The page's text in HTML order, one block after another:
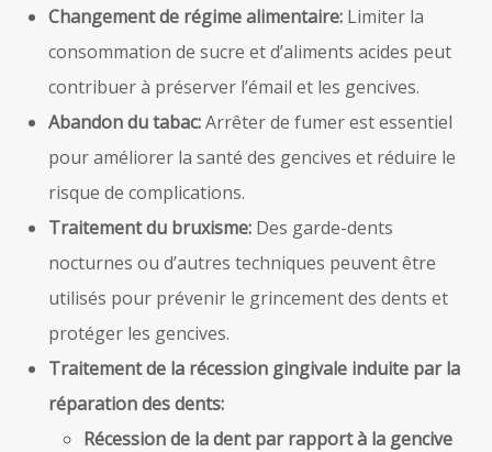
Changement de régime alimentaire: Limiter la
consommation de sucre et d’aliments acides peut
contribuer à préserver l’émail et les gencives.
Abandon du tabac:Arrêter de fumer est essentiel
pour améliorer la santé des gencives et réduire le
risque de complications.
Traitement du bruxisme: Des garde-dents
nocturnes ou d’autres techniques peuvent être
utilisés pour prévenir le grincement des dents et
protéger les gencives.
Traitement de la récession gingivale induite par la
réparation des dents:
Récession de la dent par rapport à la gencive